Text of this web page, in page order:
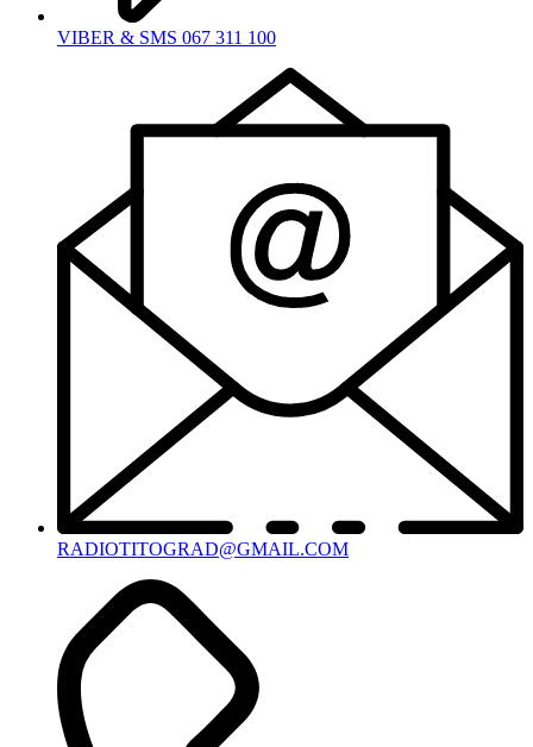
VIBER & SMS 067 311 100
RADIOTITOGRAD@GMAIL.COM